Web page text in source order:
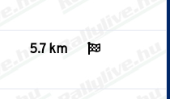
5.7 km